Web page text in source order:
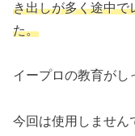
き出しが多く途中で
た。
イープロの教育がし
今回は使用しません